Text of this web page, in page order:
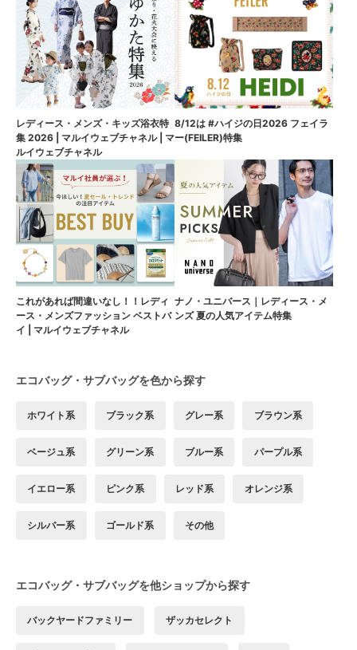
レディース・メンズ・キッズ浴衣特
集 2026 | マルイウェブチャネル | マ
ルイウェブチャネル
8/12は #ハイジの日2026 フェイラ
ー(FEILER)特集
これがあれば間違いなし！！レディ
ース・メンズファッション ベストバ
イ | マルイウェブチャネル
ナノ・ユニバース｜レディース・メ
ンズ 夏の人気アイテム特集
エコバッグ・サブバッグを色から探す
ホワイト系 ブラック系 グレー系 ブラウン系
ベージュ系 グリーン系 ブルー系 パープル系
イエロー系 ピンク系 レッド系 オレンジ系
シルバー系 ゴールド系 その他
エコバッグ・サブバッグを他ショップから探す
バックヤードファミリー ザッカセレクト